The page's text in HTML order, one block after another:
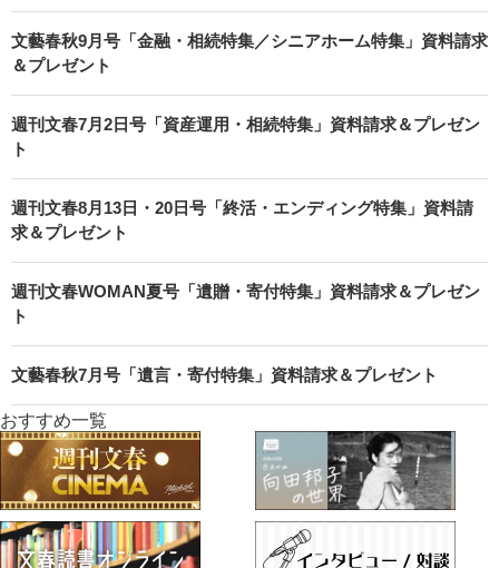
文藝春秋9月号「金融・相続特集／シニアホーム特集」資料請求
＆プレゼント
週刊文春7月2日号「資産運用・相続特集」資料請求＆プレゼン
ト
週刊文春8月13日・20日号「終活・エンディング特集」資料請
求＆プレゼント
週刊文春WOMAN夏号「遺贈・寄付特集」資料請求＆プレゼン
ト
文藝春秋7月号「遺言・寄付特集」資料請求＆プレゼント
おすすめ一覧